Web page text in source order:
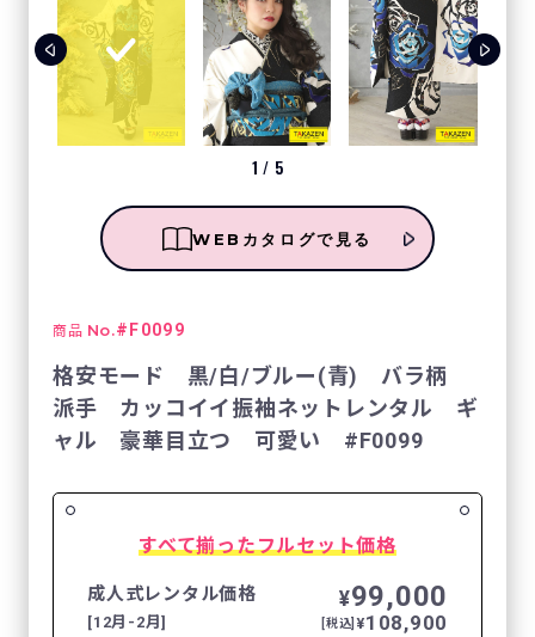
1 / 5
WEBカタログで見る
商品 No.#F0099
格安モード 黒/白/ブルー(青) バラ柄
派手 カッコイイ振袖ネットレンタル ギ
ャル 豪華目立つ 可愛い #F0099
すべて揃ったフルセット価格
成人式レンタル価格
[12月-2月]
¥99,000
[税込] ¥108,900